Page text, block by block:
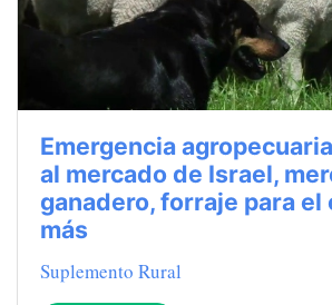
Emergencia
al mercado de Israel,
ganadero, forraje para el
más
Suplemento Rural